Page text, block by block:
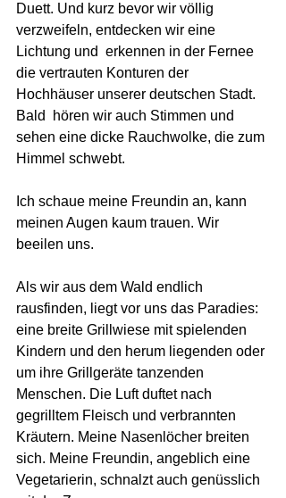
Duett. Und kurz bevor wir völlig
verzweifeln, entdecken wir eine
Lichtung und  erkennen in der Fernee
die vertrauten Konturen der
Hochhäuser unserer deutschen Stadt.
Bald  hören wir auch Stimmen und
sehen eine dicke Rauchwolke, die zum
Himmel schwebt.
Ich schaue meine Freundin an, kann
meinen Augen kaum trauen. Wir
beeilen uns.
Als wir aus dem Wald endlich
rausfinden, liegt vor uns das Paradies:
eine breite Grillwiese mit spielenden
Kindern und den herum liegenden oder
um ihre Grillgeräte tanzenden
Menschen. Die Luft duftet nach
gegrilltem Fleisch und verbrannten
Kräutern. Meine Nasenlöcher breiten
sich. Meine Freundin, angeblich eine
Vegetarierin, schnalzt auch genüsslich